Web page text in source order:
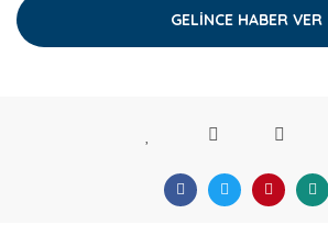
GELİNCE HABER VER